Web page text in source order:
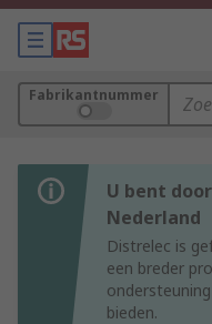
Fabrikantnummer
U bent
Nederland
Distrelec is
een breder
bieden.